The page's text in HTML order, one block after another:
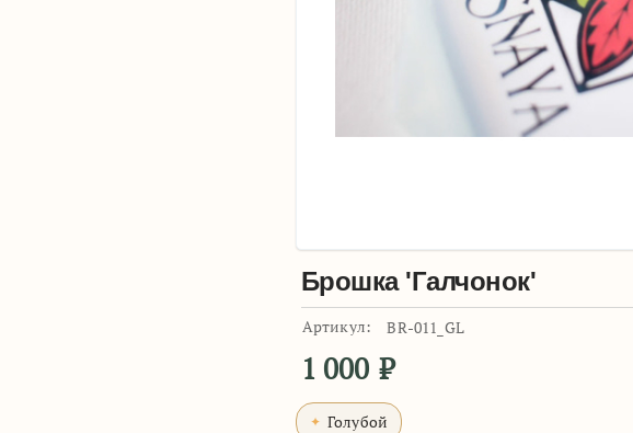
Брошка 'Галчонок'
Артикул: BR-011_GL
1 000 ₽
Голубой